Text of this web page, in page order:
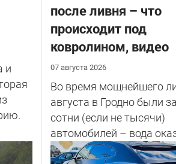
и
после ливня – что
происходит под
ковролином, видео
07 августа 2026
Во время мощнейшего
августа в Гродно были
сотни (если не тысячи)
автомобилей – вода
салоне...